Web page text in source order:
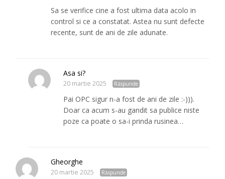
Sa se verifice cine a fost ultima data acolo in
control si ce a constatat. Astea nu sunt defecte
recente, sunt de ani de zile adunate.
Asa si?
20 martie 2025 Răspunde
Pai OPC sigur n-a fost de ani de zile :-))).
Doar ca acum s-au gandit sa publice niste
poze ca poate o sa-i prinda rusinea…
Gheorghe
20 martie 2025 Răspunde